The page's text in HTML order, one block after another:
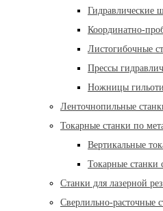
Гидравлические
Координатно-
Листогибочные
Прессы
Ножницы
Ленточнопильные
Токарные станки по
Вертикальные
Токарные
Станки для лазерной
Сверлильно-расточные